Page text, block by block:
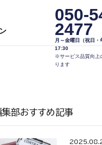
050-
2477
月～金曜日（祝日
17:30
※サービス品質向上
ります
集部おすすめ記事